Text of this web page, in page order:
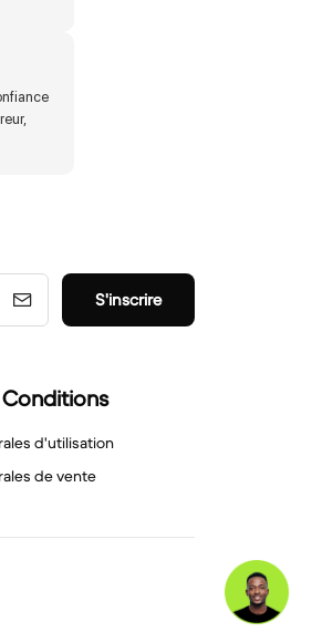
S'inscrire
d'utilisation
de vente